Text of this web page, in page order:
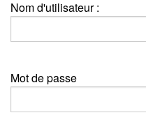
Nom d'utilisateur :
Mot de passe